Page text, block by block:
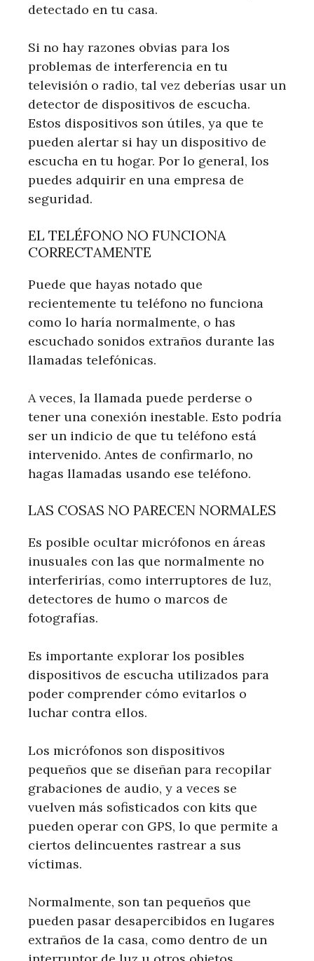
detectado en tu casa.
Si no hay razones obvias para los
problemas de interferencia en tu
televisión o radio, tal vez deberías usar un
detector de dispositivos de escucha.
Estos dispositivos son útiles, ya que te
pueden alertar si hay un dispositivo de
escucha en tu hogar. Por lo general, los
puedes adquirir en una empresa de
seguridad.
EL TELÉFONO NO FUNCIONA
CORRECTAMENTE
Puede que hayas notado que
recientemente tu teléfono no funciona
como lo haría normalmente, o has
escuchado sonidos extraños durante las
llamadas telefónicas.
A veces, la llamada puede perderse o
tener una conexión inestable. Esto podría
ser un indicio de que tu teléfono está
intervenido. Antes de confirmarlo, no
hagas llamadas usando ese teléfono.
LAS COSAS NO PARECEN NORMALES
Es posible ocultar micrófonos en áreas
inusuales con las que normalmente no
interferirías, como interruptores de luz,
detectores de humo o marcos de
fotografías.
Es importante explorar los posibles
dispositivos de escucha utilizados para
poder comprender cómo evitarlos o
luchar contra ellos.
Los micrófonos son dispositivos
pequeños que se diseñan para recopilar
grabaciones de audio, y a veces se
vuelven más sofisticados con kits que
pueden operar con GPS, lo que permite a
ciertos delincuentes rastrear a sus
víctimas.
Normalmente, son tan pequeños que
pueden pasar desapercibidos en lugares
extraños de la casa, como dentro de un